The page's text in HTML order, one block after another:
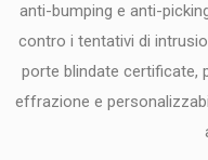
anti-bumping e anti-
contro i tentativi di
porte blindate certificate,
effrazione e